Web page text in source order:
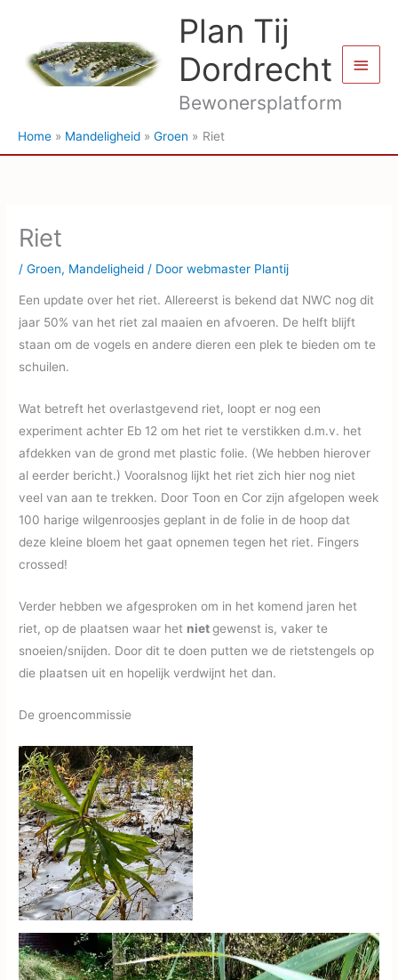
inhoud
Plan Tij
Dordrecht
Bewonersplatform
Home Mandeligheid Groen Riet
Riet
/Groen, Mandeligheid / Doorwebmaster Plantij
Een update over het riet. Allereerst is bekend dat NWC nog dit
jaar 50% van het riet zal maaien en afvoeren. De helft blijft
staan om de vogels en andere dieren een plek te bieden om te
schuilen.
Wat betreft het overlastgevend riet, loopt er nog een
experiment achter Eb 12 om het riet te verstikken d.m.v. het
afdekken van de grond met plastic folie. (We hebben hierover
al eerder bericht.) Vooralsnog lijkt het riet zich hier nog niet
veel van aan te trekken. Door Toon en Cor zijn afgelopen week
100 harige wilgenroosjes geplant in de folie in de hoop dat
deze kleine bloem het gaat opnemen tegen het riet. Fingers
crossed!
Verder hebben we afgesproken om in het komend jaren het
riet, op de plaatsen waar het nietgewenst is, vaker te
snoeien/snijden. Door dit te doen putten we de rietstengels op
die plaatsen uit en hopelijk verdwijnt het dan.
De groencommissie